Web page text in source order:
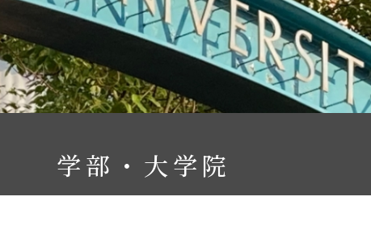
学部・大学院